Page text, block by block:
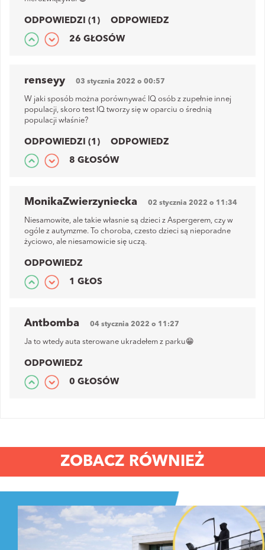
ODPOWIEDZI (1) ODPOWIEDZ
26 GŁOSÓW
renseyy 03 stycznia 2022 o 00:57
W jaki sposób można porównywać IQ osób z zupełnie innej
populacji, skoro test IQ tworzy się w oparciu o średnią
populacji właśnie?
ODPOWIEDZI (1) ODPOWIEDZ
8 GŁOSÓW
MonikaZwierzyniecka 02 stycznia 2022 o 11:34
Niesamowite, ale takie własnie są dzieci z Aspergerem, czy w
ogóle z autymzme. To choroba, czesto dzieci są nieporadne
życiowo, ale niesamowicie się uczą.
ODPOWIEDZ
1 GŁOS
Antbomba 04 stycznia 2022 o 11:27
Ja to wtedy auta sterowane ukradełem z parku😁
ODPOWIEDZ
0 GŁOSÓW
ZOBACZ RÓWNIEŻ